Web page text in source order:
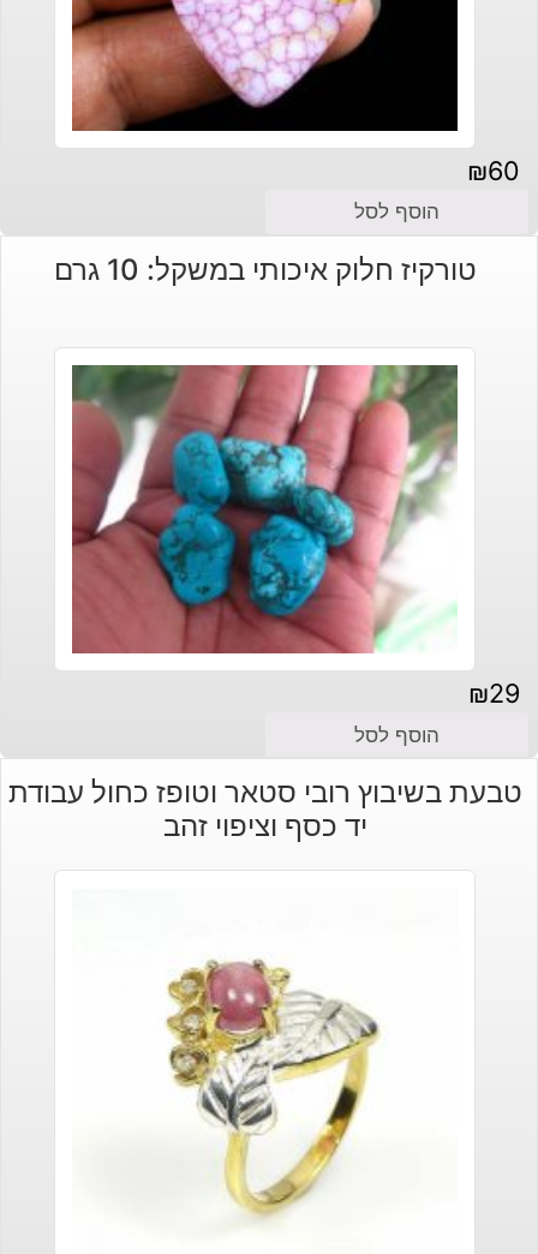
₪60
הוסף לסל
טורקיז חלוק איכותי במשקל: 10 גרם
₪29
הוסף לסל
טבעת בשיבוץ רובי סטאר וטופז כחול עבודת
יד כסף וציפוי זהב